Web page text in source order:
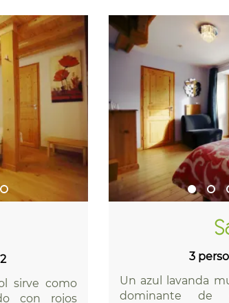
sirve como
con rojos
3
Un azul lavanda
dominante de